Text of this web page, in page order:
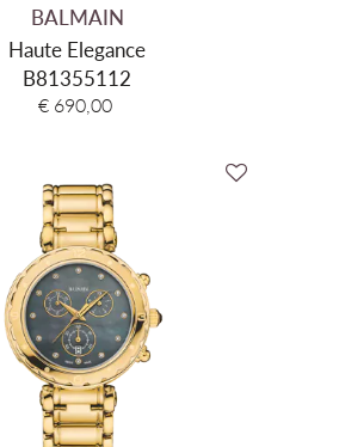
BALMAIN
Haute Elegance
B81355112
€ 690,00